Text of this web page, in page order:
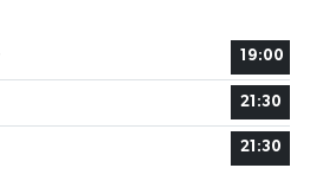
19:00
21:30
21:30